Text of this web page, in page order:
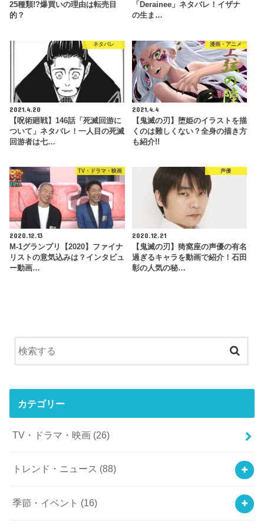
25種類!?爆買いの理由は転売目
的？
「Derainee」ネタバレ！イザナ
の生ま…
ネタバレ
2021.4.20
【呪術廻戦】146話「死滅回游に
ついて」ネタバレ！一人目の死滅
回游者は七…
漫画・アニメ
2021.4.4
【鬼滅の刃】堕姫のイラストを描
くのは難しくない？全身の描き方
も紹介!!
TV・ドラマ・映画
2020.12.13
M-1グランプリ【2020】ファイナ
リストの意気込みは？インタビュ
ー動画…
声優
2020.12.21
【鬼滅の刃】猗窩座の声優の有名
過ぎるキャラを動画で紹介！石田
彰の人気の秘…
カテゴリー
TV・ドラマ・映画 (26)
トレンド・ニュース (88)
季節・イベント (16)